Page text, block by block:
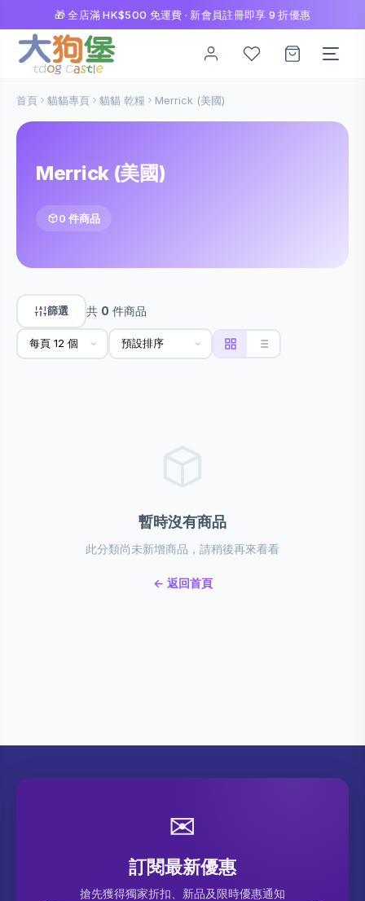
🎁 全店滿 HK$500 免運費 · 新會員註冊即享 9 折優惠
首頁 貓貓專頁 貓貓 乾糧 Merrick (美國)
Merrick (美國)
0 件商品
篩選 共 0 件商品
暫時沒有商品
此分類尚未新增商品，請稍後再來看看
← 返回首頁
✉
訂閱最新優惠
搶先獲得獨家折扣、新品及限時優惠通知